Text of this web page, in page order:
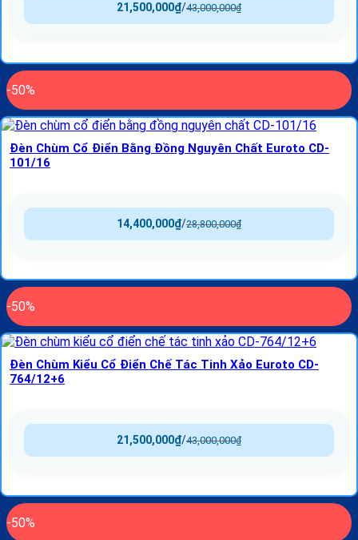
43,000,000₫
/
21,500,000₫
-50%
Đèn Chùm Cổ Điển Bằng Đồng Nguyên Chất Euroto CD-
101/16
28,800,000₫
/
14,400,000₫
-50%
Đèn Chùm Kiểu Cổ Điển Chế Tác Tinh Xảo Euroto CD-
764/12+6
43,000,000₫
/
21,500,000₫
-50%